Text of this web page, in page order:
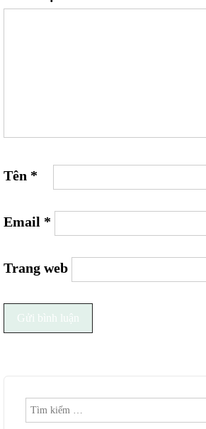
Tên *
Email *
Trang web
Tìm